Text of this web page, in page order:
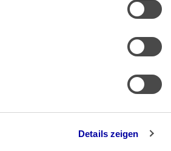
Details zeigen
würde etwa jeder durch die, oft
können.
Wahl im Hinblick auf die von ihm
Verfahrens(gegen)rügen nicht
verneint.
dass das dem Grunde nach